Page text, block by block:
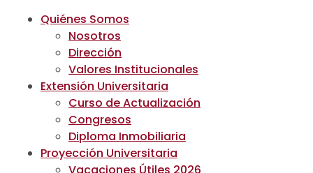
Quiénes Somos
Nosotros
Dirección
Valores Institucionales
Extensión Universitaria
Curso de Actualización
Congresos
Diploma Inmobiliaria
Proyección Universitaria